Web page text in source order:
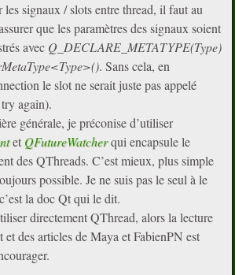
les signaux / slots entre thread, il faut au
que les paramètres des signaux soient
avec Q_DECLARE_METATYPE(Type)
. Sans cela, en
le slot ne serait juste pas appelé
again).
générale, je préconise d’utiliser
et QFutureWatcherqui encapsule le
des QThreads. C’est mieux, plus simple
possible. Je ne suis pas le seul à le
la doc Qt qui le dit.
directement QThread, alors la lecture
et des articles de Maya et FabienPN est